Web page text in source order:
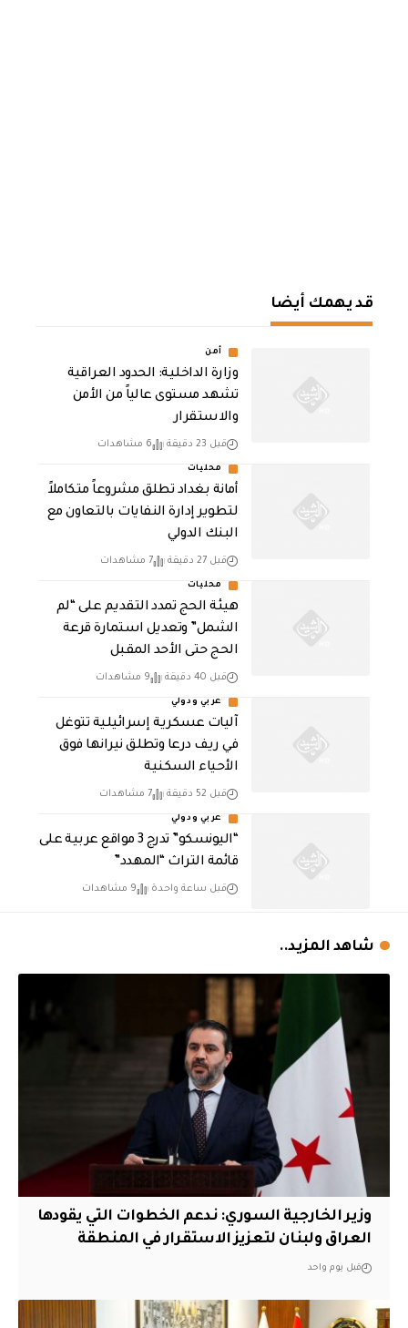
قد يهمك أيضا
أمن
وزارة الداخلية: الحدود العراقية
تشهد مستوى عالياً من الأمن
والاستقرار
قبل 23 دقيقة 6 مشاهدات
محليات
أمانة بغداد تطلق مشروعاً متكاملاً
لتطوير إدارة النفايات بالتعاون مع
البنك الدولي
قبل 27 دقيقة 7 مشاهدات
محليات
هيئة الحج تمدد التقديم على “لم
الشمل” وتعديل استمارة قرعة
الحج حتى الأحد المقبل
قبل 40 دقيقة 9 مشاهدات
عربي ودولي
آليات عسكرية إسرائيلية تتوغل
في ريف درعا وتطلق نيرانها فوق
الأحياء السكنية
قبل 52 دقيقة 7 مشاهدات
عربي ودولي
“اليونسكو” تدرج 3 مواقع عربية على
قائمة التراث “المهدد”
قبل ساعة واحدة 9 مشاهدات
شاهد المزيد..
وزير الخارجية السوري: ندعم الخطوات التي يقودها
العراق ولبنان لتعزيز الاستقرار في المنطقة
قبل يوم واحد